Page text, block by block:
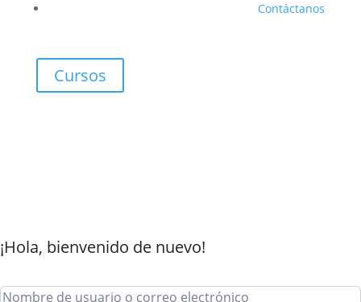
Contáctanos
Cursos
¡Hola, bienvenido de nuevo!